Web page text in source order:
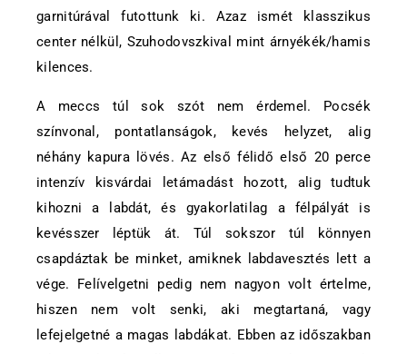
garnitúrával futottunk ki. Azaz ismét klasszikus
center nélkül, Szuhodovszkival mint árnyékék/hamis
kilences.
A meccs túl sok szót nem érdemel. Pocsék
színvonal, pontatlanságok, kevés helyzet, alig
néhány kapura lövés. Az első félidő első 20 perce
intenzív kisvárdai letámadást hozott, alig tudtuk
kihozni a labdát, és gyakorlatilag a félpályát is
kevésszer léptük át. Túl sokszor túl könnyen
csapdáztak be minket, amiknek labdavesztés lett a
vége. Felívelgetni pedig nem nagyon volt értelme,
hiszen nem volt senki, aki megtartaná, vagy
lefejelgetné a magas labdákat. Ebben az időszakban